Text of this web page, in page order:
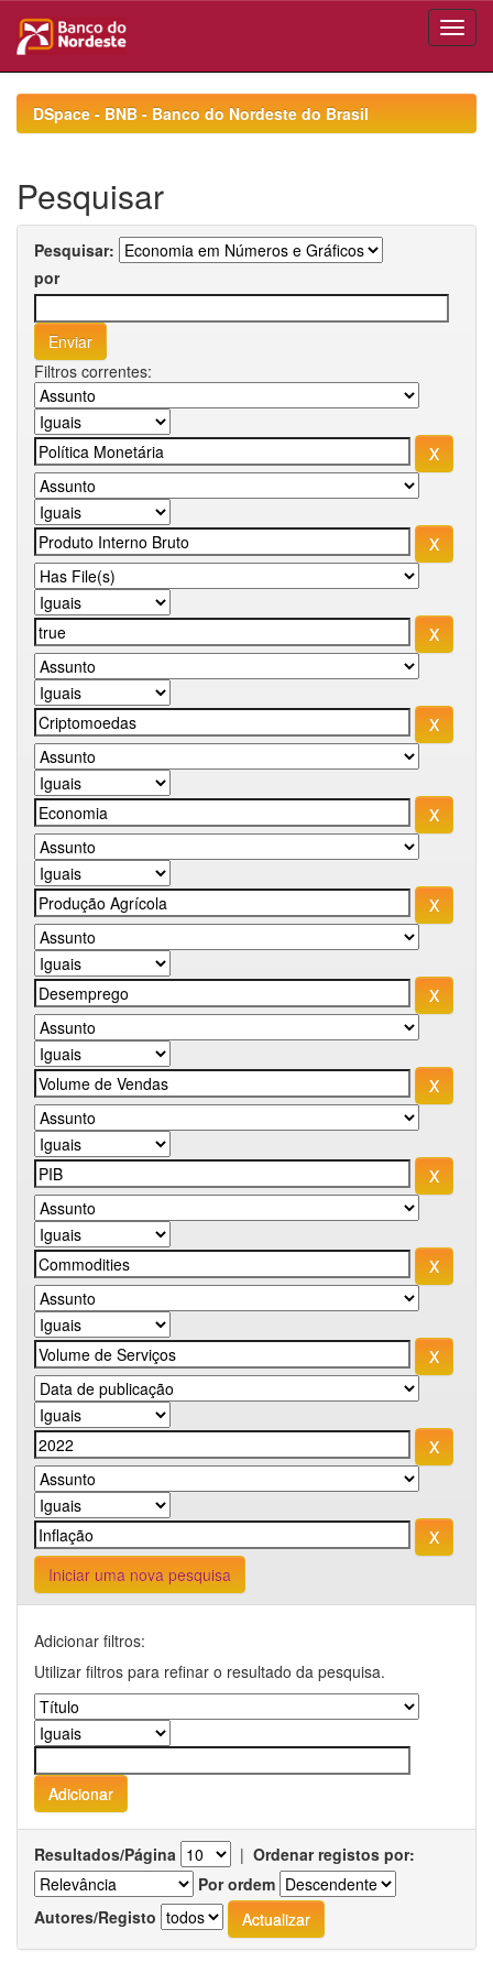
navigationDSpace - BNB - Banco do Nordeste do Brasil
Pesquisar
Pesquisar:
por
Filtros correntes:
Iniciar uma nova pesquisa
Adicionar filtros:
Utilizar filtros para refinar o resultado da pesquisa.
Resultados/Página | Ordenar registos por:
Por ordem
Autores/Registo